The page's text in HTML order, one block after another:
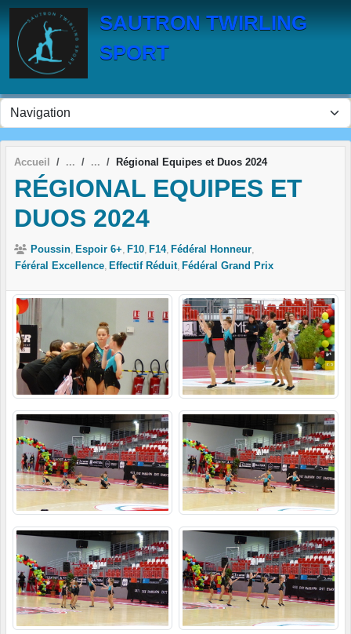
SAUTRON TWIRLING
SPORT
Accueil Régional Equipes et Duos 2024
RÉGIONAL EQUIPES ET
DUOS 2024
Poussin Espoir 6+ F10 F14 Fédéral Honneur
Féréral Excellence Effectif Réduit Fédéral Grand Prix
Panneau de gestion des cookies